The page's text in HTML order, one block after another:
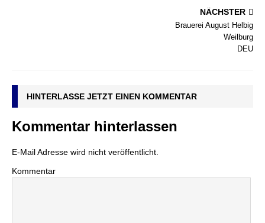
NÄCHSTER
Brauerei August Helbig
Weilburg
DEU
HINTERLASSE JETZT EINEN KOMMENTAR
Kommentar hinterlassen
E-Mail Adresse wird nicht veröffentlicht.
Kommentar